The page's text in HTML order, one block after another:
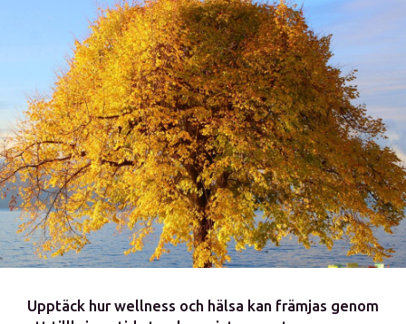
Upptäck hur wellness och hälsa kan främjas genom